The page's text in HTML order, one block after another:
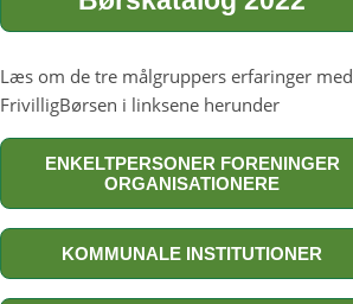
Læs om de tre målgruppers erfaringer med
FrivilligBørsen i linksene herunder
ENKELTPERSONER FORENINGER
ORGANISATIONERE
KOMMUNALE INSTITUTIONER